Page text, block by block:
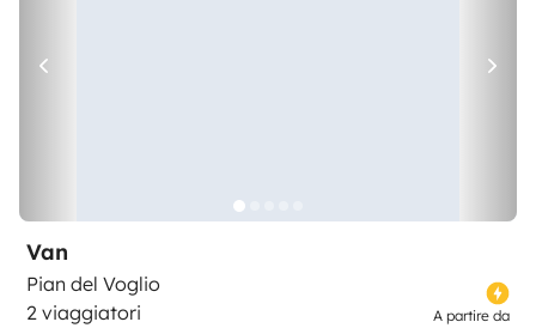
Van
Pian del Voglio
2 viaggiatori
A partire da